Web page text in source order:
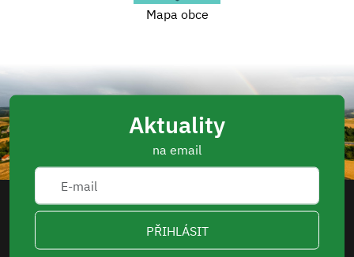
Mapa obce
Aktuality
na email
PŘIHLÁSIT